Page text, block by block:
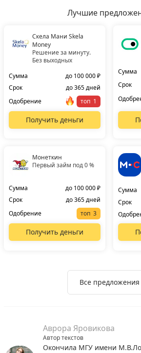
Лучшие
Скела Мани Skela
Money
Решение за минуту.
Без выходных
Сумма
до 100 000 ₽
Срок
до 365 дней
Одобрение
топ
Получить деньги
Сумма
Срок
Монеткин
Первый займ под 0 %
Сумма
до 100 000 ₽
Срок
до 365 дней
Одобрение
топ
Получить деньги
Сумма
Срок
Все предложения
Аврора Яровикова
Автор текстов
Окончила МГУ имени